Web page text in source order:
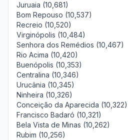
Juruaia (10,681)
Bom Repouso (10,537)
Recreio (10,520)
Virginópolis (10,484)
Senhora dos Remédios (10,467)
Rio Acima (10,420)
Buenópolis (10,353)
Centralina (10,346)
Urucânia (10,345)
Ninheira (10,326)
Conceição da Aparecida (10,322)
Francisco Badaró (10,321)
Bela Vista de Minas (10,262)
Rubim (10,256)